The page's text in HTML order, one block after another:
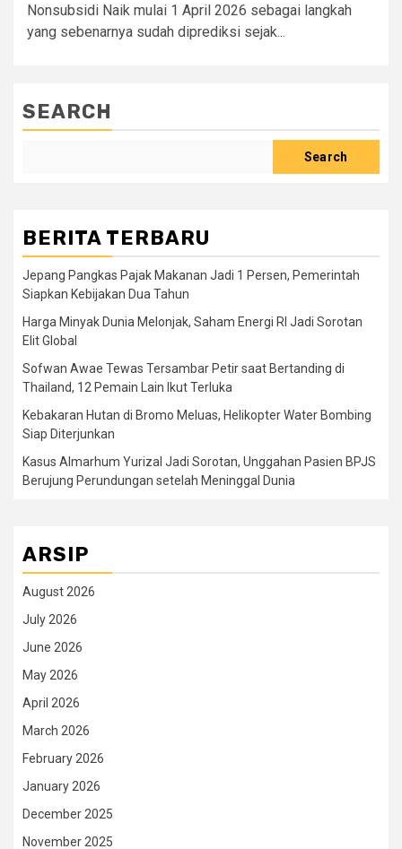
Nonsubsidi Naik mulai 1 April 2026 sebagai langkah
yang sebenarnya sudah diprediksi sejak...
SEARCH
Search
BERITA TERBARU
Jepang Pangkas Pajak Makanan Jadi 1 Persen, Pemerintah
Siapkan Kebijakan Dua Tahun
Harga Minyak Dunia Melonjak, Saham Energi RI Jadi Sorotan
Elit Global
Sofwan Awae Tewas Tersambar Petir saat Bertanding di
Thailand, 12 Pemain Lain Ikut Terluka
Kebakaran Hutan di Bromo Meluas, Helikopter Water Bombing
Siap Diterjunkan
Kasus Almarhum Yurizal Jadi Sorotan, Unggahan Pasien BPJS
Berujung Perundungan setelah Meninggal Dunia
ARSIP
August 2026
July 2026
June 2026
May 2026
April 2026
March 2026
February 2026
January 2026
December 2025
November 2025